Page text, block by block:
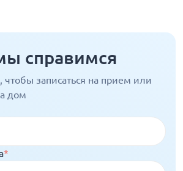
справимся
чтобы записаться на прием или
дом
*